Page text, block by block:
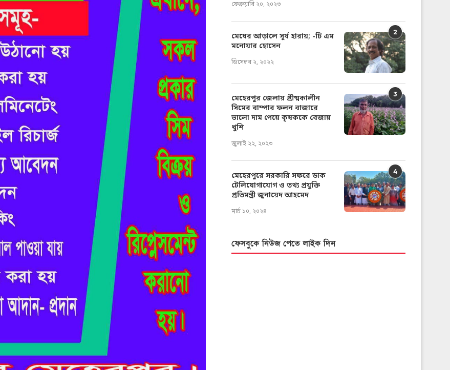
ফেব্রুয়ারি ২০, ২০২৩
2
মেঘের আড়ালে সূর্য হারায়; -টি এম
মনোয়ার হোসেন
ডিসেম্বর ২, ২০২২
3
মেহেরপুর জেলায় গ্রীষ্মকালীন
সিমের বাম্পার ফলন বাজারে
ভালো দাম পেয়ে কৃষককে বেজায়
খুশি
জুলাই ২২, ২০২৩
4
মেহেরপুরে সরকারি সফরে ডাক
টেলিযোগাযোগ ও তথ্য প্রযুক্তি
প্রতিমন্ত্রী জুনায়েদ আহমেদ
মার্চ ১০, ২০২৪
ফেসবুকে নিউজ পেতে লাইক দিন